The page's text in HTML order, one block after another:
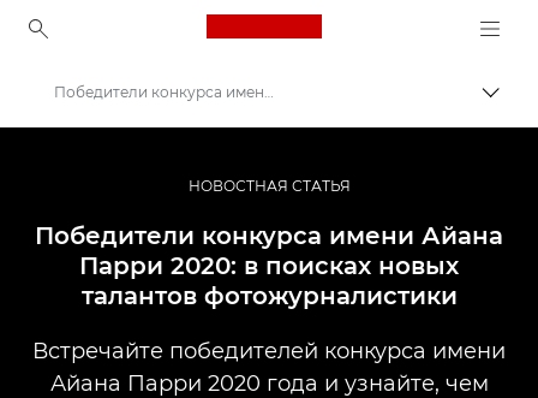
Canon Logo, back to
Профессиональная фото- и видеосъемка
Новости
Победители конкурса имени Айана Парри 2020
НОВОСТНАЯ СТАТЬЯ
Победители конкурса имени Айана
Парри 2020: в поисках новых
талантов фотожурналистики
Встречайте победителей конкурса имени
Айана Парри 2020 года и узнайте, чем